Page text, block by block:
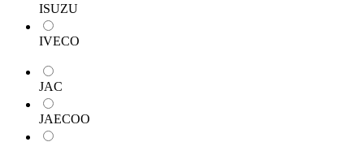
ISUZU
IVECO
JAC
JAECOO